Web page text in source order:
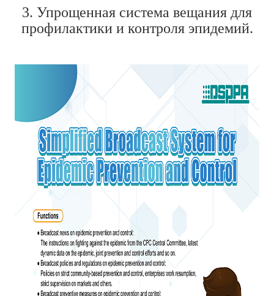
3. Упрощенная система вещания для
профилактики и контроля эпидемий.